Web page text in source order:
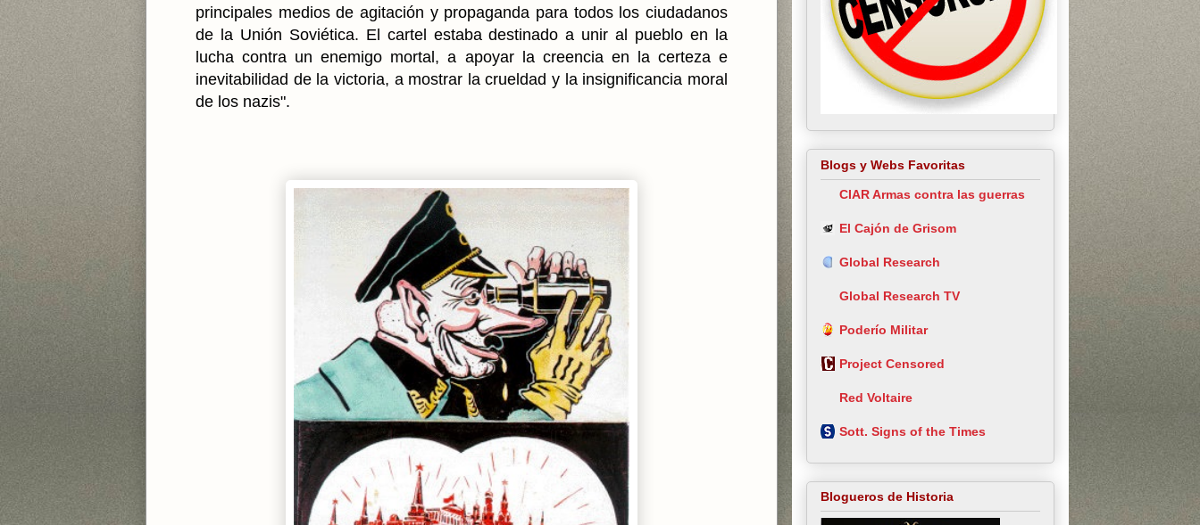
principales medios de agitación y propaganda para todos los ciudadanos
de la Unión Soviética. El cartel estaba destinado a unir al pueblo en la
lucha contra un enemigo mortal, a apoyar la creencia en la certeza e
inevitabilidad de la victoria, a mostrar la crueldad y la insignificancia moral
de los nazis".
Blogs y Webs Favoritas
CIAR Armas contra las guerras
El Cajón de Grisom
Global Research
Global Research TV
Poderío Militar
Project Censored
Red Voltaire
Sott. Signs of the Times
Blogueros de Historia